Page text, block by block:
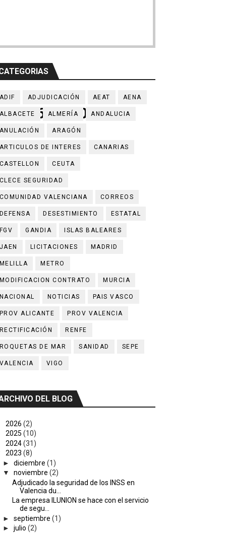
la Agencia de la Comunidad de Madrid para la
Licitación
Valencia"
de euros
Histórico ´La Concepción` medioambientalmente
601510452
ADIF ADJUDICACIÓN AEAT AENA
ALBACETE ALMERÍA ANDALUCIA
ANULACIÓN ARAGÓN
ARTICULOS DE INTERES CANARIAS
CASTELLON CEUTA
CLECE SEGURIDAD
COMUNIDAD VALENCIANA CORREOS
DEFENSA DESESTIMIENTO ESTATAL
FGV GANDIA ISLAS BALEARES
JAEN LICITACIONES MADRID
MELILLA METRO
MODIFICACION CONTRATO MURCIA
NACIONAL NOTICIAS PAIS VASCO
PROV ALICANTE PROV VALENCIA
RECTIFICACIÓN RENFE
ROQUETAS DE MAR SANIDAD SEPE
VALENCIA VIGO
DEL BLOG
2026 (2)
2025 (10)
2024(31)
2023 (8)
►diciembre(1)
▼noviembre(2)
Adjudicado la seguridad de los INSS en
Valencia du...
La empresa ILUNION se hace con el servicio
de segu...
►septiembre(1)
►julio(2)